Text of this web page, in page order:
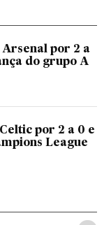
Arsenal por 2 a
do grupo A
por 2 a 0 e
League